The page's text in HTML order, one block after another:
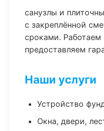
санузлы и
с закреплённой
сроками. Работаем
предоставляем
Наши услуги
Устройство
Окна, двери,